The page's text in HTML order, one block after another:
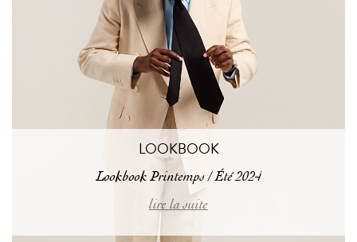
LOOKBOOK
Lookbook Printemps / Été 2024
lire la suite